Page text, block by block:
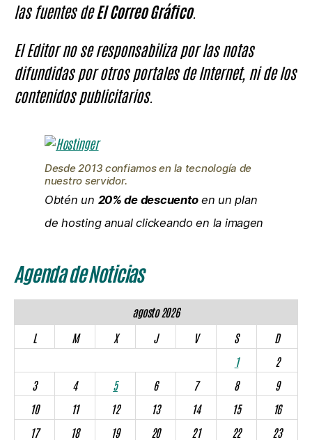
las fuentes deEl Correo Gráfico.
El Editor no se responsabiliza por las notas
difundidas por otros portales de Internet, ni de los
contenidos publicitarios.
Desde 2013 confiamos en la tecnología de
nuestro servidor.
Obtén un 20% de descuentoen un plan
de hosting anual clickeando en la imagen
Agenda de Noticias
agosto 2026
L
M X J V S
D
1
2
3
4 5 6 7 8
9
10
11 12 13 14 15
16
17
18 19 20 21 22
23